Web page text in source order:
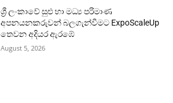
ශ්‍රී ලංකාවේ සුළු හා මධ්‍ය පරිමාණ
අපනයනකරුවන් බලගැන්වීමට ExpoScaleUp
තෙවන අදියර ඇරඹේ
August 5, 2026